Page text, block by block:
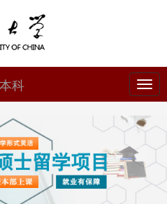
中
国
传
大
学
2+2
际
本
科
科